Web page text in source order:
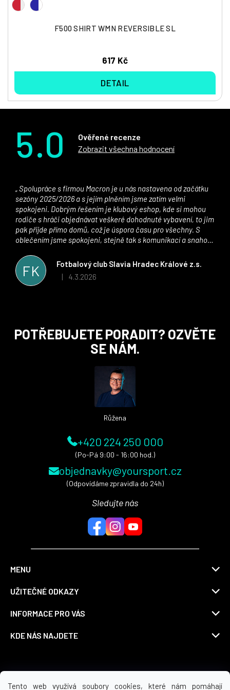
Tento web využívá soubory cookies, které nám pomáhají
F500 SHIRT WMN REVERSIBLE SL
617 Kč
DETAIL
5.0
Ověřené recenze
Zobrazit všechna hodnocení
FK
Fotbalový club Slavia Hradec Králové z.s.
Hodnocení obchodu je 5 z 5 hvězdiček.
| 4.3.2026
sezóny 2025/2026 a s jejím plněním jsme zatím velmi
spokojeni. Dobrým řešením je klubový eshop, kde si mohou
rodiče s hráči objednávat veškeré dohodnuté vybavení, to jim
pak přijde přímo domů, což je úspora času pro všechny. S
oblečením jsme spokojeni, stejně tak s komunikací a snahou
stran. Věříme, že v tomto duchu bude spolupráce pokračovat
i nadále, nyní už začínáme řešit i první sady dresů ;)
POTŘEBUJETE PORADIT? OZVĚTE
SE NÁM.
Růžena
+420 224 250 000
(Po-Pá 9:00 - 16:00 hod.)
objednavky@yoursport.cz
(Odpovídáme zpravidla do 24h)
Sledujte nás
MENU
UŽITEČNÉ ODKAZY
INFORMACE PRO VÁS
KDE NÁS NAJDETE
Možnosti dopravy